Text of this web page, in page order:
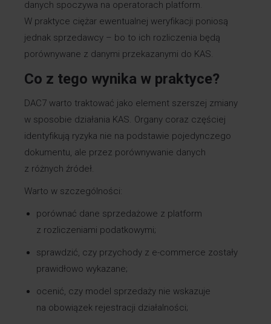
danych spoczywa na operatorach platform.
W praktyce ciężar ewentualnej weryfikacji poniosą
jednak sprzedawcy – bo to ich rozliczenia będą
porównywane z danymi przekazanymi do KAS.
Co z tego wynika w praktyce?
DAC7 warto traktować jako element szerszej zmiany
w sposobie działania KAS. Organy coraz częściej
identyfikują ryzyka nie na podstawie pojedynczego
dokumentu, ale przez porównywanie danych
z różnych źródeł.
Warto w szczególności:
porównać dane sprzedażowe z platform
z rozliczeniami podatkowymi;
sprawdzić, czy przychody z e-commerce zostały
prawidłowo wykazane;
ocenić, czy model sprzedaży nie wskazuje
na obowiązek rejestracji działalności;